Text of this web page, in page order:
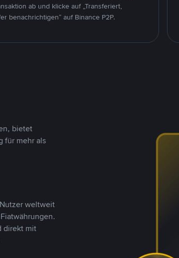
ab und klicke auf „Transferiert,
benachrichtigen“ auf Binance P2P.
bietet
für mehr als
weltweit
direkt mit